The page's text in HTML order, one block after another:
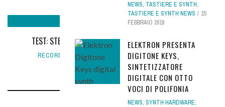
TEST: STEINBERG CUBASE PRO 8.5, VERSO IL FUTURO
RECORDING ,SOFTWARE REC 9 SETTEMBRE 2016
NEWS, TASTIERE E SYNTH,
TASTIERE E SYNTH NEWS
15
FEBBRAIO 2019
ELEKTRON PRESENTA
DIGITONE KEYS,
SINTETIZZATORE
DIGITALE CON OTTO
VOCI DI POLIFONIA
NEWS, SYNTH HARDWARE,